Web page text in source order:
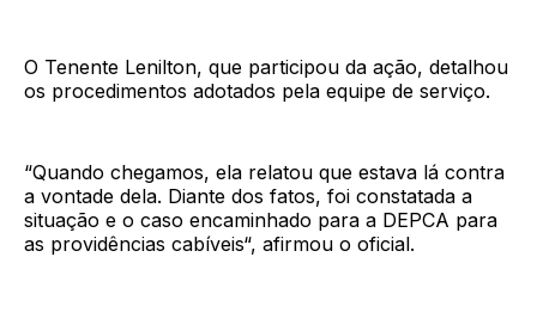
O Tenente Lenilton, que participou da ação, detalhou
os procedimentos adotados pela equipe de serviço.
“Quando chegamos, ela relatou que estava lá contra
a vontade dela. Diante dos fatos, foi constatada a
situação e o caso encaminhado para a DEPCA para
as providências cabíveis“, afirmou o oficial.